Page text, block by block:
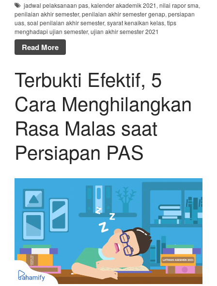
jadwal pelaksanaan pas, kalender akademik 2021, nilai rapor sma,
penilaian akhir semester, penilaian akhir semester genap, persiapan
uas, soal penilaian akhir semester, syarat kenaikan kelas, tips
menghadapi ujian semester, ujian akhir semester 2021
Read More
Terbukti Efektif, 5
Cara Menghilangkan
Rasa Malas saat
Persiapan PAS